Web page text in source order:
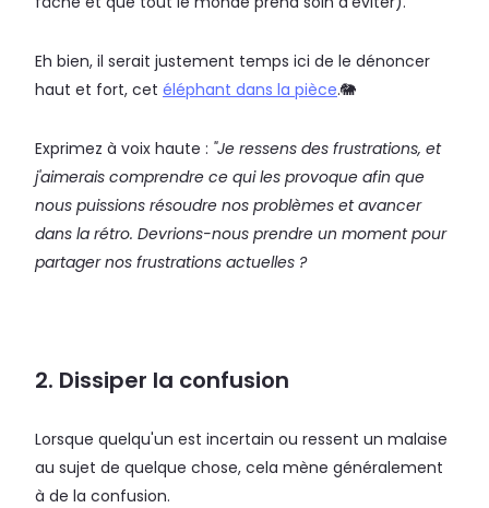
Eh bien, il serait justement temps ici de le dénoncer
haut et fort, cet éléphant dans la pièce.🐘
Exprimez à voix haute : "Je ressens des frustrations, et
j'aimerais comprendre ce qui les provoque afin que
nous puissions résoudre nos problèmes et avancer
dans la rétro. Devrions-nous prendre un moment pour
partager nos frustrations actuelles ?
2. Dissiper la confusion
Lorsque quelqu'un est incertain ou ressent un malaise
au sujet de quelque chose, cela mène généralement
à de la confusion.